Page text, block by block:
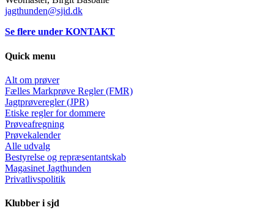
jagthunden@sjid.dk
Se flere under KONTAKT
Quick menu
Alt om prøver
Fælles Markprøve Regler (FMR)
Jagtprøveregler (JPR)
Etiske regler for dommere
Prøveafregning
Prøvekalender
Alle udvalg
Bestyrelse og repræsentantskab
Magasinet Jagthunden
Privatlivspolitik
Klubber i sjd